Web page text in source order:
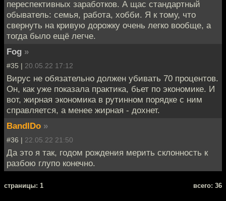
переспективных заработков. А щас стандартный
обыватель: семья, работа, хобби. Я к тому, что
свернуть на кривую дорожку очень легко вообще, а
тогда было ещё легче.
Fog »
#35 | 20.05.22 17:12
Вирус не обязательно должен убивать 70 процентов.
Он, как уже показала практика, бьет по экономике. И
вот, жирная экономика в рутинном порядке с ним
справляется, а менее жирная - дохнет.
BandIDo »
#36 | 22.05.22 21:50
Да это я так, годом рождения мерить склонность к
разбою глупо конечно.
cтраницы: 1 всего: 36